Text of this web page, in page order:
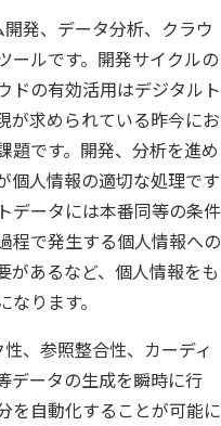
・管理・配信
データマスキングソフトウェア
データベース監査
ソフトウェア
サルティング・データ統合コンサルティ
ィング・データベースコンサルティング・
ロフェッショナルサービス
ーワードから探す
キーワードに関連する製品
SQLテスト
クラウド移行
テストデータ作成
ディザスタリカバリ
データガバナンス
データベースバージョ
データベース構築
情報通信業
公共
運輸・物流業
Insight PISO
Qlik データ統合
Denodo Platform
発、データ分析、クラウ
ールです。開発サイクルの
ドの有効活用はデジタルト
が求められている昨今にお
題です。開発、分析を進め
個人情報の適切な処理です
データには本番同等の条件
程で発生する個人情報への
があるなど、個人情報をも
ります。
、参照整合性、カーディ
データの生成を瞬時に行
を自動化することが可能に